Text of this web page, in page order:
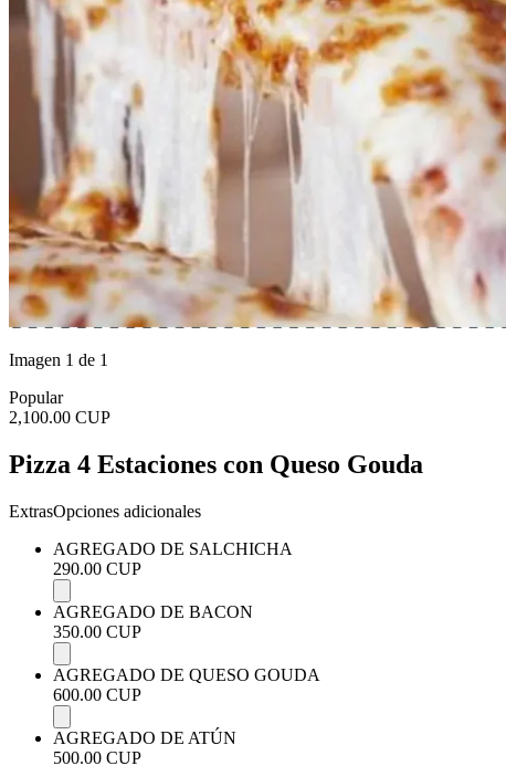
Imagen 1 de 1
Popular
2,100.00 CUP
Pizza 4 Estaciones con Queso Gouda
ExtrasOpciones adicionales
AGREGADO DE SALCHICHA
290.00 CUP
AGREGADO DE BACON
350.00 CUP
AGREGADO DE QUESO GOUDA
600.00 CUP
AGREGADO DE ATÚN
500.00 CUP